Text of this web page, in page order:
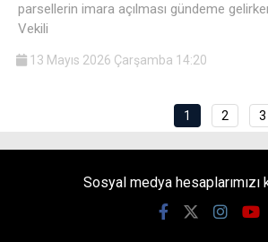
parsellerin imara açılması gündeme
Vekili
13 Mayıs 2026 Çarşamba 14:20
1 2 3
Sosyal medya